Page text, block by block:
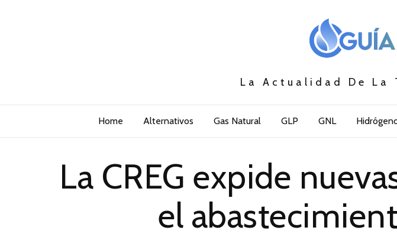
La Actualidad De La
Home Alternativos Gas Natural GLP GNL
La CREG expide
el